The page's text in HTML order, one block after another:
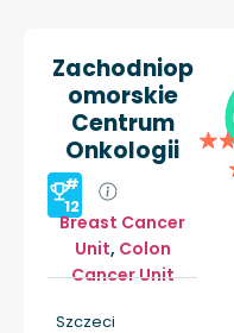
Zachodniop
omorskie
Centrum
Onkologii
#
12
Breast Cancer
Unit, Colon
Cancer Unit
Szczeci